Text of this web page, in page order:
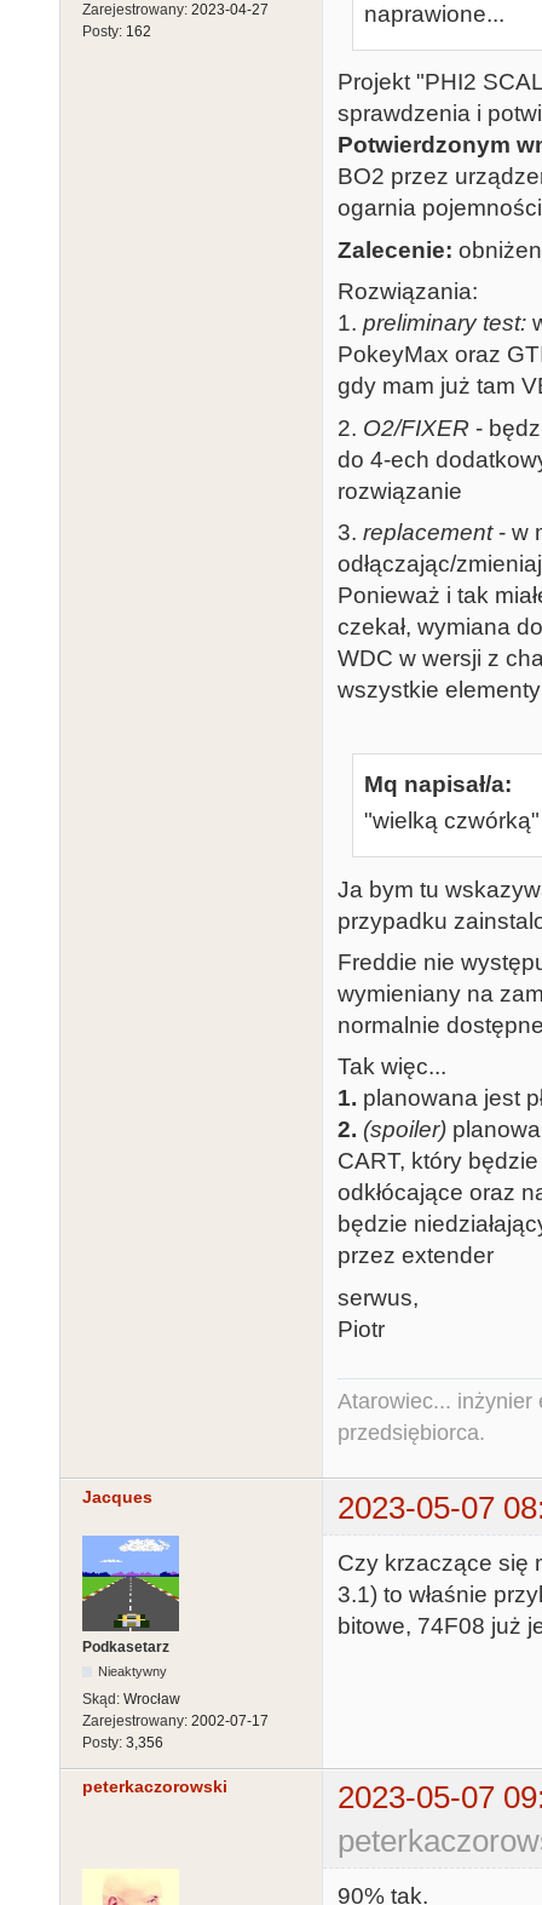
Zarejestrowany: 2023-04-27
Posty: 162
naprawione...
Projekt "PHI2
sprawdzenia i
Potwierdzonym
BO2 przez
ogarnia
Zalecenie:
Rozwiązania:
1. preliminary test:
PokeyMax oraz
gdy mam już tam
2. O2/FIXER -
do 4-ech
rozwiązanie
3. replacement- w
odłączając/
Ponieważ i tak
czekał, wymiana
WDC w wersji z
wszystkie elementy
Mq napisał/a:
"wielką
Ja bym tu
przypadku
Freddie nie
wymieniany na
normalnie
Tak więc...
1. planowana jest
2. (spoiler)
CART, który
odkłócające oraz
będzie
przez extender
serwus,
Piotr
Atarowiec... inżynier
przedsiębiorca.
Jacques 2023-05-07
Podkasetarz
Nieaktywny
Skąd: Wrocław
Zarejestrowany: 2002-07-17
Posty: 3,356
Czy krzaczące się
3.1) to właśnie
bitowe, 74F08 już
peterkaczorowski
2023-05-07
90% tak.